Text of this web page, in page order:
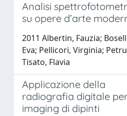
Analisi
su opere d’arte
2011 Albertin, Fauzia;
Eva; Pellicori, Virginia;
Tisato, Flavia
Applicazione della
radiografia digitale
imaging di dipinti